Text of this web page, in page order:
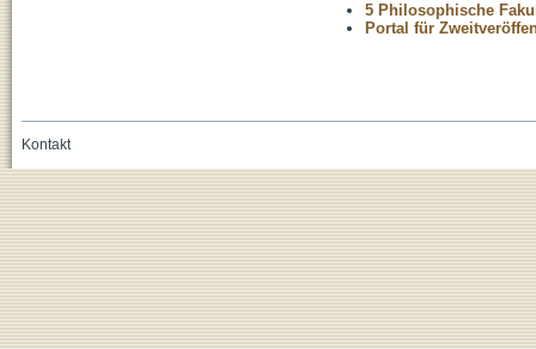
5 Philosophische
Portal für
Kontakt